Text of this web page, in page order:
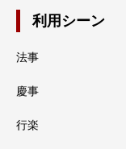
利用シーン
法事
慶事
行楽